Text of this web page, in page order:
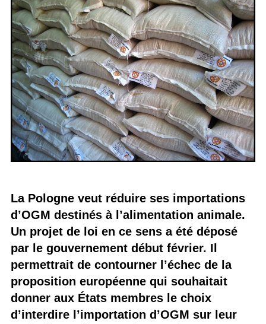
La Pologne veut réduire ses importations
d’OGM destinés à l’alimentation animale.
Un projet de loi en ce sens a été déposé
par le gouvernement début février. Il
permettrait de contourner l’échec de la
proposition européenne qui souhaitait
donner aux États membres le choix
d’interdire l’importation d’OGM sur leur